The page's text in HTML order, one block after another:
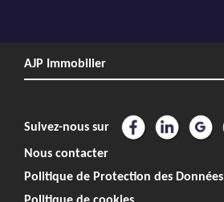
AJP Immobilier
Suivez-nous sur
Nous contacter
Politique de Protection des Données